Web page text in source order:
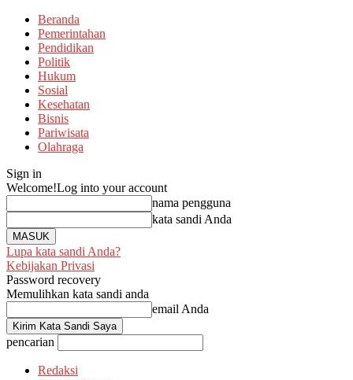
Beranda
Pemerintahan
Pendidikan
Politik
Hukum
Sosial
Kesehatan
Bisnis
Pariwisata
Olahraga
Sign in
Welcome!Log into your account
nama pengguna
kata sandi Anda
Lupa kata sandi Anda?
Kebijakan Privasi
Password recovery
Memulihkan kata sandi anda
email Anda
pencarian
Redaksi